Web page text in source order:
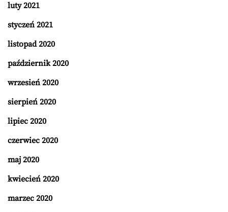
luty 2021
styczeń 2021
listopad 2020
październik 2020
wrzesień 2020
sierpień 2020
lipiec 2020
czerwiec 2020
maj 2020
kwiecień 2020
marzec 2020